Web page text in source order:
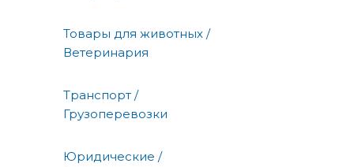
Товары для животных /
Ветеринария
Транспорт /
Грузоперевозки
Юридические /